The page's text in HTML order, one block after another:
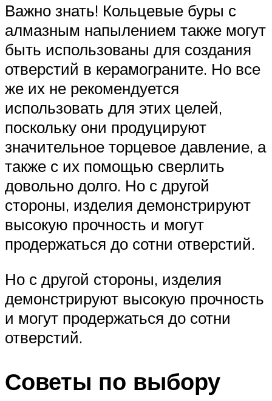
Важно знать! Кольцевые буры с
алмазным напылением также могут
быть использованы для создания
отверстий в керамограните. Но все
же их не рекомендуется
использовать для этих целей,
поскольку они продуцируют
значительное торцевое давление, а
также с их помощью сверлить
довольно долго. Но с другой
стороны, изделия демонстрируют
высокую прочность и могут
продержаться до сотни отверстий.
Но с другой стороны, изделия
демонстрируют высокую прочность
и могут продержаться до сотни
отверстий.
Советы по выбору